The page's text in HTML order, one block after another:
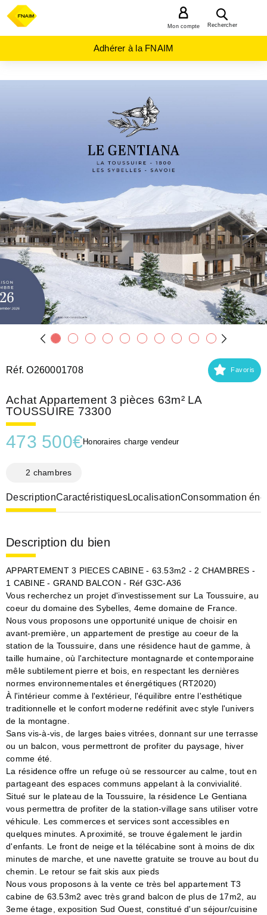
Rechercher
Mon compte
Adhérer à la FNAIM
Réf. O260001708 Favoris
Achat Appartement 3 pièces 63m² LA
TOUSSUIRE 73300
473 500€ Honoraires charge vendeur
2 chambres
DescriptionCaractéristiquesLocalisationConsommation
Description du bien
APPARTEMENT 3 PIECES CABINE - 63.53m2 - 2 CHAMBRES -
1 CABINE - GRAND BALCON - Réf G3C-A36
Vous recherchez un projet d'investissement sur La Toussuire, au
coeur du domaine des Sybelles, 4eme domaine de France.
Nous vous proposons une opportunité unique de choisir en
avant-première, un appartement de prestige au coeur de la
station de la Toussuire, dans une résidence haut de gamme, à
taille humaine, où l'architecture montagnarde et contemporaine
mêle subtilement pierre et bois, en respectant les dernières
normes environnementales et énergétiques (RT2020)
À l'intérieur comme à l'extérieur, l'équilibre entre l'esthétique
traditionnelle et le confort moderne redéfinit avec style l'univers
de la montagne.
Sans vis-à-vis, de larges baies vitrées, donnant sur une terrasse
ou un balcon, vous permettront de profiter du paysage, hiver
comme été.
La résidence offre un refuge où se ressourcer au calme, tout en
partageant des espaces communs appelant à la convivialité.
Situé sur le plateau de la Toussuire, la résidence Le Gentiana
vous permettra de profiter de la station-village sans utiliser votre
véhicule. Les commerces et services sont accessibles en
quelques minutes. A proximité, se trouve également le jardin
d'enfants. Le front de neige et la télécabine sont à moins de dix
minutes de marche, et une navette gratuite se trouve au bout du
chemin. Le retour se fait skis aux pieds
Nous vous proposons à la vente ce très bel appartement T3
cabine de 63.53m2 avec très grand balcon de plus de 17m2, au
3eme étage, exposition Sud Ouest, constitué d'un séjour/cuisine